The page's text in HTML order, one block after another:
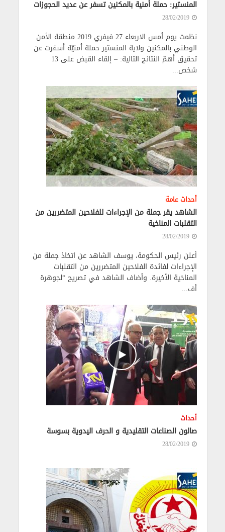
المنستير: حملة أمنية بالمكنين تسفر عن عديد الحجوزات
28/02/2019
نظمت يوم أمس الاربعاء 27 فيفري 2019 منطقة الأمن
الوطني بالمكنين ولاية المنستير حملة أمنيّة أسفرت عن
تحقيق أهمّ النتائج التالية: – إلقاء القبض على 13
شخص...
أحداث عامة
الشاهد يقر جملة من الإجراءات للفلاحين المتضررين من
التقلبات المناخية
28/02/2019
أعلن رئيس الحكومة، يوسف الشاهد عن اتخاذ جملة من
الإجراءات لفائدة الفلاحين المتضررين من التقلبات
المناخية الأخيرة. وأضاف الشاهد في تصريح “لجوهرة
أف...
أحداث
صالون الصناعات التقليدية و الحرف اليدوية بسوسة
28/02/2019